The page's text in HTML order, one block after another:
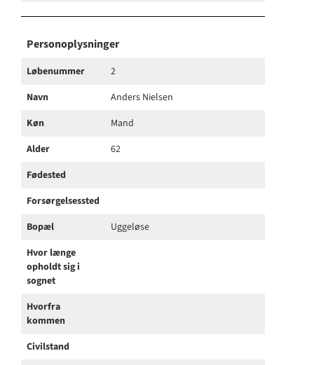
Personoplysninger
Løbenummer
2
Navn
Anders Nielsen
Køn
Mand
Alder
62
Fødested
Forsørgelsessted
Bopæl
Uggeløse
Hvor længe
opholdt sig i
sognet
Hvorfra
kommen
Civilstand